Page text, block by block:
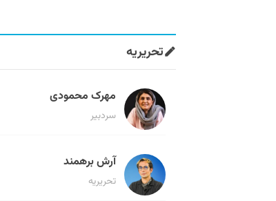
تحریریه
مهرک محمودی
سردبیر
آرش برهمند
تحریریه